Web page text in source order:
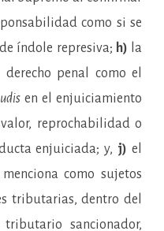
como si se
índole represiva; h) la
penal como el
en el enjuiciamiento
reprochabilidad o
enjuiciada; y, j) el
como sujetos
tributarias, dentro del
sancionador,